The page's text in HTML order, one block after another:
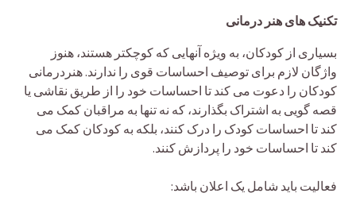
تکنیک های هنر درمانی
بسیاری از کودکان، به ویژه آنهایی که کوچکتر هستند، هنوز
واژگان لازم برای توصیف احساسات قوی را ندارند. هنردرمانی
کودکان را دعوت می کند تا احساسات خود را از طریق نقاشی یا
قصه گویی به اشتراک بگذارند، که نه تنها به مراقبان کمک می
کند تا احساسات کودک را درک کنند، بلکه به کودکان کمک می
کند تا احساسات خود را پردازش کنند.
فعالیت باید شامل یک اعلان باشد: